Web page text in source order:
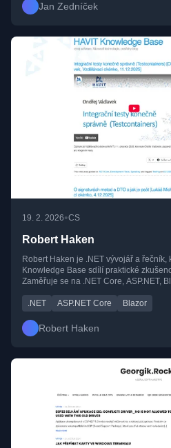
Jan Zedníček
19. 2. 2026•CS
Robert Haken
Robert Haken je .NET vývojář a řečník,
Knowledge Base sdílí praktické
Zaměřuje se na .NET Core, ASP.NET,
.NET
ASP.NET Core Blazor
Robert Haken